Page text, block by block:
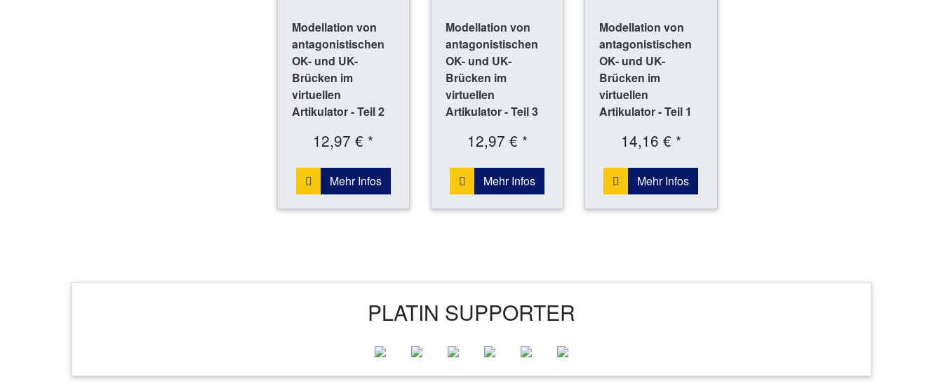
Modellation von
antagonistischen
OK- und UK-
Brücken im
virtuellen
Artikulator - Teil 2
12,97 € *
Mehr Infos
Modellation von
antagonistischen
OK- und UK-
Brücken im
virtuellen
Artikulator - Teil 3
12,97 € *
Mehr Infos
Modellation von
antagonistischen
OK- und UK-
Brücken im
virtuellen
Artikulator - Teil 1
14,16 € *
Mehr Infos
PLATIN SUPPORTER